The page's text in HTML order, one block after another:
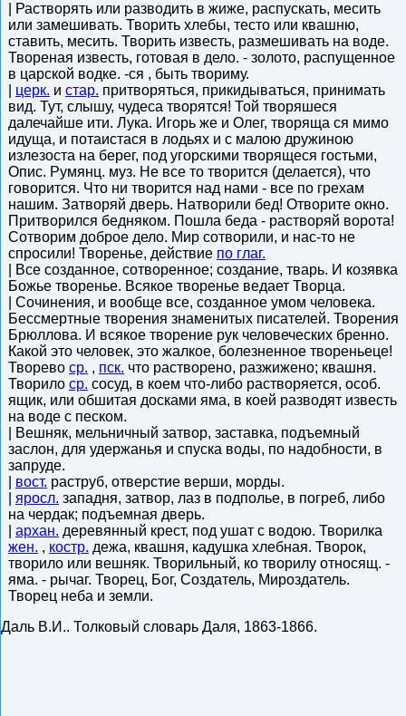
| Растворять или разводить в жиже, распускать, месить
или замешивать. Творить хлебы, тесто или квашню,
ставить, месить. Творить известь, размешивать на воде.
Твореная известь, готовая в дело. - золото, распущенное
в царской водке. -ся , быть твориму.
церк. и стар. притворяться, прикидываться, принимать
вид. Тут, слышу, чудеса творятся! Той творяшеся
далечайше ити. Лука. Игорь же и Олег, творяща ся мимо
идуща, и потаистася в лодьях и с малою дружиною
излезоста на берег, под угорскими творящеся гостьми,
Опис. Румянц. муз. Не все то творится (делается), что
говорится. Что ни творится над нами - все по грехам
нашим. Затворяй дверь. Натворили бед! Отворите окно.
Притворился бедняком. Пошла беда - растворяй ворота!
Сотворим доброе дело. Мир сотворили, и нас-то не
спросили! Творенье, действие по глаг.
| Все созданное, сотворенное; создание, тварь. И козявка
Божье творенье. Всякое творенье ведает Творца.
| Сочинения, и вообще все, созданное умом человека.
Бессмертные творения знаменитых писателей. Творения
Брюллова. И всякое творение рук человеческих бренно.
Какой это человек, это жалкое, болезненное твореньеце!
Творево ср. , пск. что растворено, разжижено; квашня.
Творило ср. сосуд, в коем что-либо растворяется, особ.
ящик, или обшитая досками яма, в коей разводят известь
на воде с песком.
| Вешняк, мельничный затвор, заставка, подъемный
заслон, для удержанья и спуска воды, по надобности, в
запруде.
вост. раструб, отверстие верши, морды.
яросл. западня, затвор, лаз в подполье, в погреб, либо
на чердак; подъемная дверь.
архан. деревянный крест, под ушат с водою. Творилка
жен. , костр. дежа, квашня, кадушка хлебная. Творок,
творило или вешняк. Творильный, ко творилу относящ. -
яма. - рычаг. Творец, Бог, Создатель, Мироздатель.
Творец неба и земли.
Даль В.И.. Толковый словарь Даля, 1863-1866.